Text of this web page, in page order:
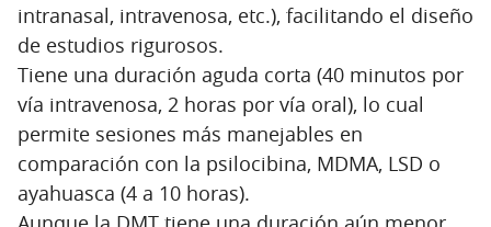
intranasal, intravenosa, etc.), facilitando el diseño
de estudios rigurosos.
Tiene una duración aguda corta (40 minutos por
vía intravenosa, 2 horas por vía oral), lo cual
permite sesiones más manejables en
comparación con la psilocibina, MDMA, LSD o
ayahuasca (4 a 10 horas).